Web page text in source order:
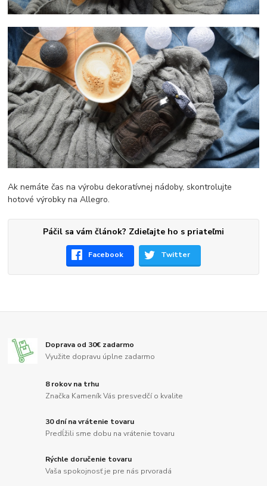
Ak nemáte čas na výrobu dekoratívnej nádoby, skontrolujte
hotové výrobky na Allegro.
Páčil sa vám článok? Zdieľajte ho s priateľmi
Facebook Twitter
Doprava od 30€ zadarmo
Využite dopravu úplne zadarmo
8 rokov na trhu
Značka Kameník Vás presvedčí o kvalite
30 dní na vrátenie tovaru
Predĺžili sme dobu na vrátenie tovaru
Rýchle doručenie tovaru
Vaša spokojnosť je pre nás prvoradá